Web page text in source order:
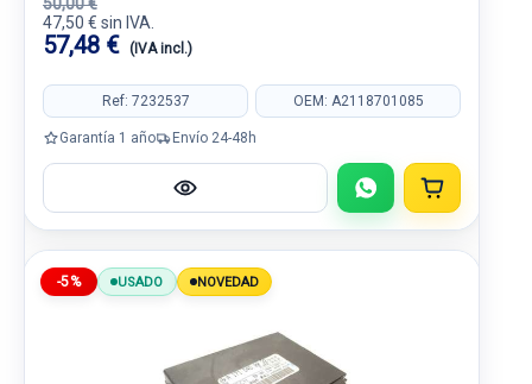
47,50 € sin IVA.
57,48 € (IVA incl.)
Ref: 7232537 OEM: A2118701085
Garantía 1 año Envío 24-48h
-5% USADO NOVEDAD